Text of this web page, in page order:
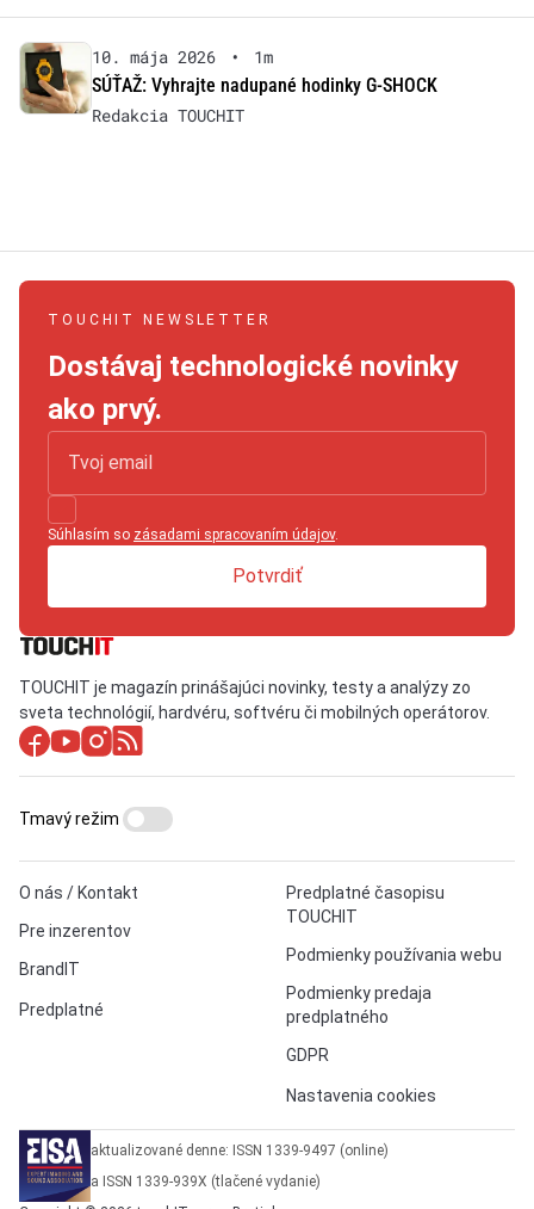
10. mája 2026 •
1m
SÚŤAŽ: Vyhrajte nadupané hodinky G-SHOCK
Redakcia TOUCHIT
TOUCHIT NEWSLETTER
Dostávaj technologické novinky
ako prvý.
Súhlasím so zásadami spracovaním údajov.
Potvrdiť
TOUCHIT je magazín prinášajúci novinky, testy a analýzy zo
sveta technológií, hardvéru, softvéru či mobilných operátorov.
O nás / Kontakt
Pre inzerentov
BrandIT
Predplatné
Predplatné časopisu
TOUCHIT
Podmienky používania webu
Podmienky predaja
predplatného
GDPR
Nastavenia cookies
Tmavý režim
aktualizované denne: ISSN 1339-9497 (online)
a ISSN 1339-939X (tlačené vydanie)